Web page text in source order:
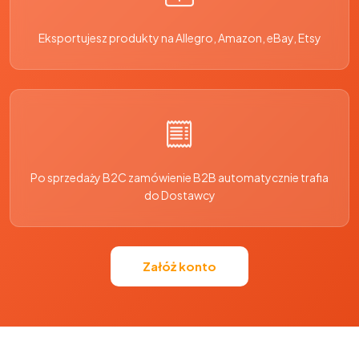
Eksportujesz produkty na Allegro, Amazon, eBay, Etsy
Po sprzedaży B2C zamówienie B2B automatycznie trafia
do Dostawcy
Załóż konto